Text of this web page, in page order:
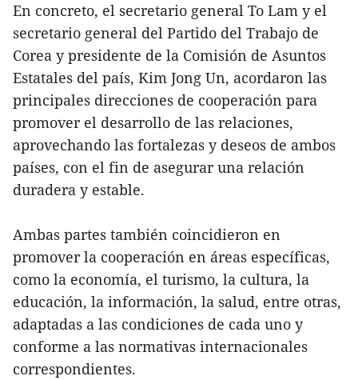
En concreto, el secretario general To Lam y el
secretario general del Partido del Trabajo de
Corea y presidente de la Comisión de Asuntos
Estatales del país, Kim Jong Un, acordaron las
principales direcciones de cooperación para
promover el desarrollo de las relaciones,
aprovechando las fortalezas y deseos de ambos
países, con el fin de asegurar una relación
duradera y estable.
Ambas partes también coincidieron en
promover la cooperación en áreas específicas,
como la economía, el turismo, la cultura, la
educación, la información, la salud, entre otras,
adaptadas a las condiciones de cada uno y
conforme a las normativas internacionales
correspondientes.